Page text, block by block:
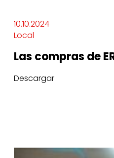
10.10.2024
Local
Las compras de
Descargar